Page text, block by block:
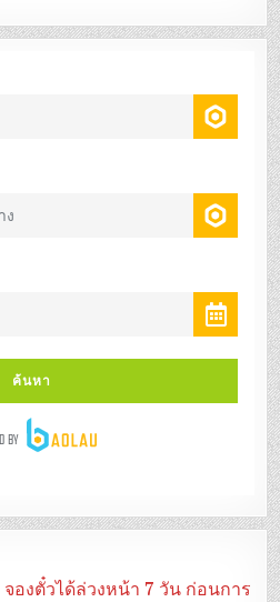
จองตั๋วได้ล่วงหน้า 7 วัน ก่อนการ